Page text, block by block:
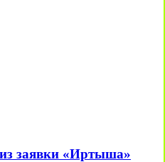
заявки «Иртыша»